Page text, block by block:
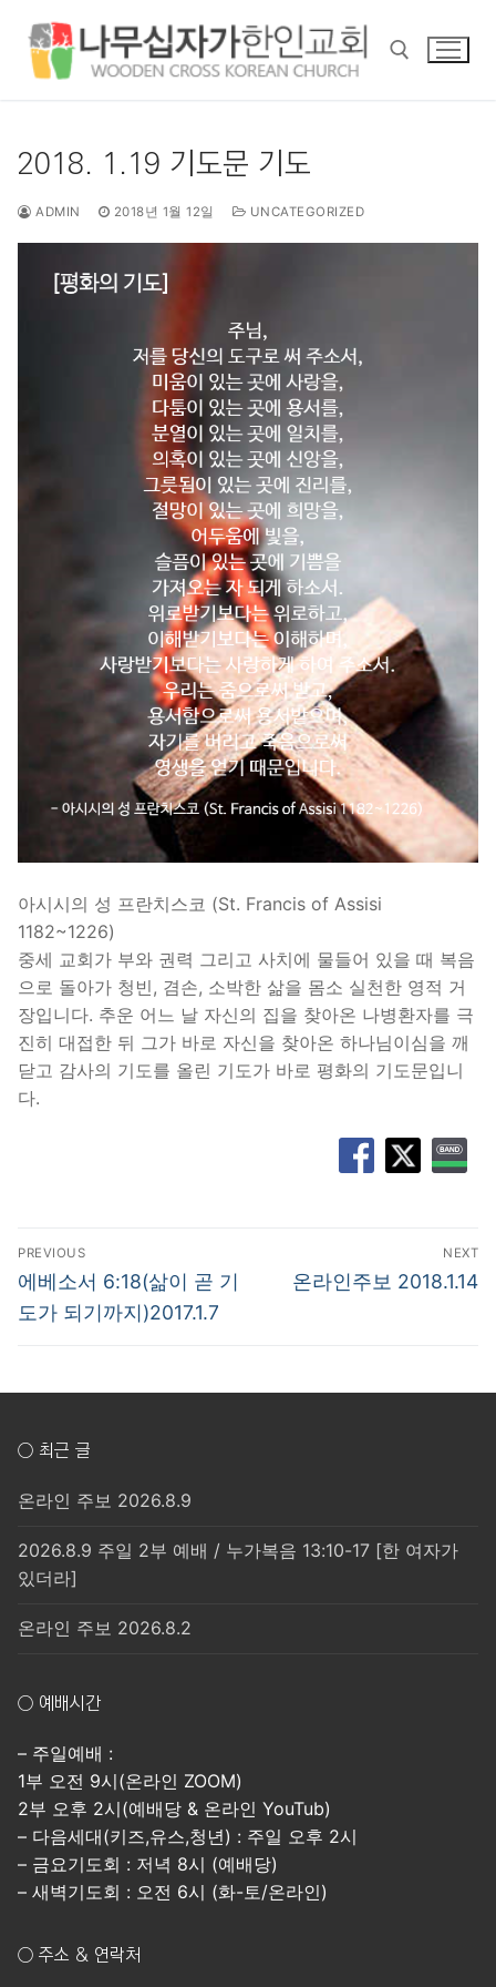
2018. 1.19 기도문 기도
ADMIN 2018년 1월 12일 UNCATEGORIZED
아시시의 성 프란치스코 (St. Francis of Assisi
1182~1226)
중세 교회가 부와 권력 그리고 사치에 물들어 있을 때 복음
으로 돌아가 청빈, 겸손, 소박한 삶을 몸소 실천한 영적 거
장입니다. 추운 어느 날 자신의 집을 찾아온 나병환자를 극
진히 대접한 뒤 그가 바로 자신을 찾아온 하나님이심을 깨
닫고 감사의 기도를 올린 기도가 바로 평화의 기도문입니
다.
글
탐
색
PREVIOUS
Previous
post:
에베소서 6:18(삶이 곧 기
도가 되기까지)2017.1.7
NEXT
Next
온라인주보 2018.1.14
○ 최근 글
온라인 주보 2026.8.9
2026.8.9 주일 2부 예배 / 누가복음 13:10-17 [한 여자가
있더라]
온라인 주보 2026.8.2
○ 예배시간
– 주일예배 :
1부 오전 9시(온라인 ZOOM)
2부 오후 2시(예배당 & 온라인 YouTub)
– 다음세대(키즈,유스,청년) : 주일 오후 2시
– 금요기도회 : 저녁 8시 (예배당)
– 새벽기도회 : 오전 6시 (화-토/온라인)
○ 주소 & 연락처